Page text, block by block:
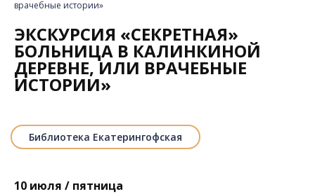
врачебные истории»
ЭКСКУРСИЯ «СЕКРЕТНАЯ»
БОЛЬНИЦА В КАЛИНКИНОЙ
ДЕРЕВНЕ, ИЛИ ВРАЧЕБНЫЕ
ИСТОРИИ»
Библиотека Екатерингофская
10 июля / пятница